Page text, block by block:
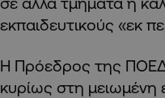
εκπαιδευτικούς «εκ
Η Πρόεδρος της
κυρίως στη μειωμένη